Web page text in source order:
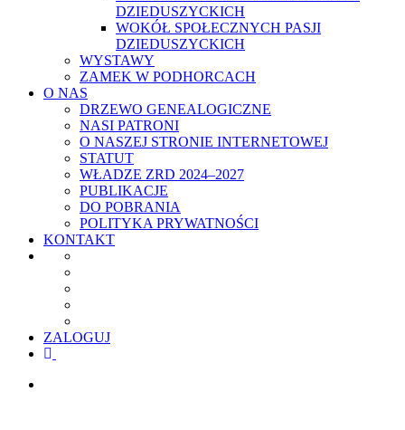
DZIEDUSZYCKICH
WOKÓŁ SPOŁECZNYCH PASJI
DZIEDUSZYCKICH
WYSTAWY
ZAMEK W PODHORCACH
O NAS
DRZEWO GENEALOGICZNE
NASI PATRONI
O NASZEJ STRONIE INTERNETOWEJ
STATUT
WŁADZE ZRD 2024–2027
PUBLIKACJE
DO POBRANIA
POLITYKA PRYWATNOŚCI
KONTAKT
ZALOGUJ
facebook